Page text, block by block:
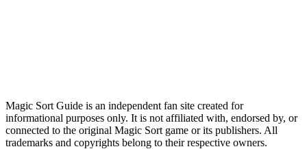
Magic Sort Guide is an independent fan site created for
informational purposes only. It is not affiliated with, endorsed by, or
connected to the original Magic Sort game or its publishers. All
trademarks and copyrights belong to their respective owners.